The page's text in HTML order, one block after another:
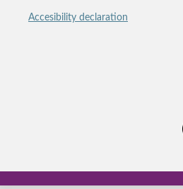
Accesibility declaration